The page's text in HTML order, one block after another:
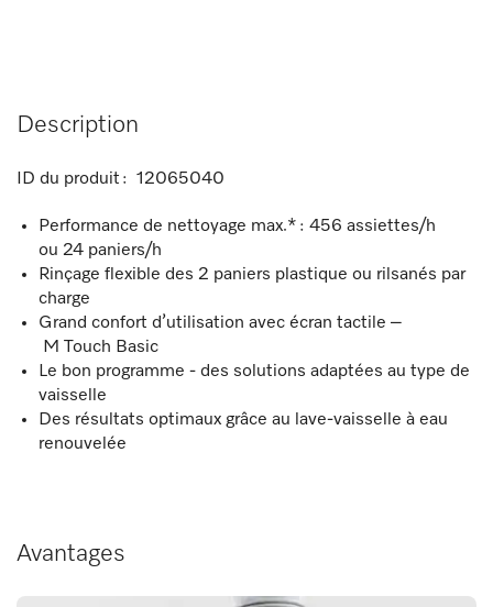
Description
ID du produit : 12065040
Performance de nettoyage max.* : 456 assiettes/h
ou 24 paniers/h
Rinçage flexible des 2 paniers plastique ou rilsanés par
charge
Grand confort d’utilisation avec écran tactile –
M Touch Basic
Le bon programme - des solutions adaptées au type de
vaisselle
Des résultats optimaux grâce au lave-vaisselle à eau
renouvelée
Avantages